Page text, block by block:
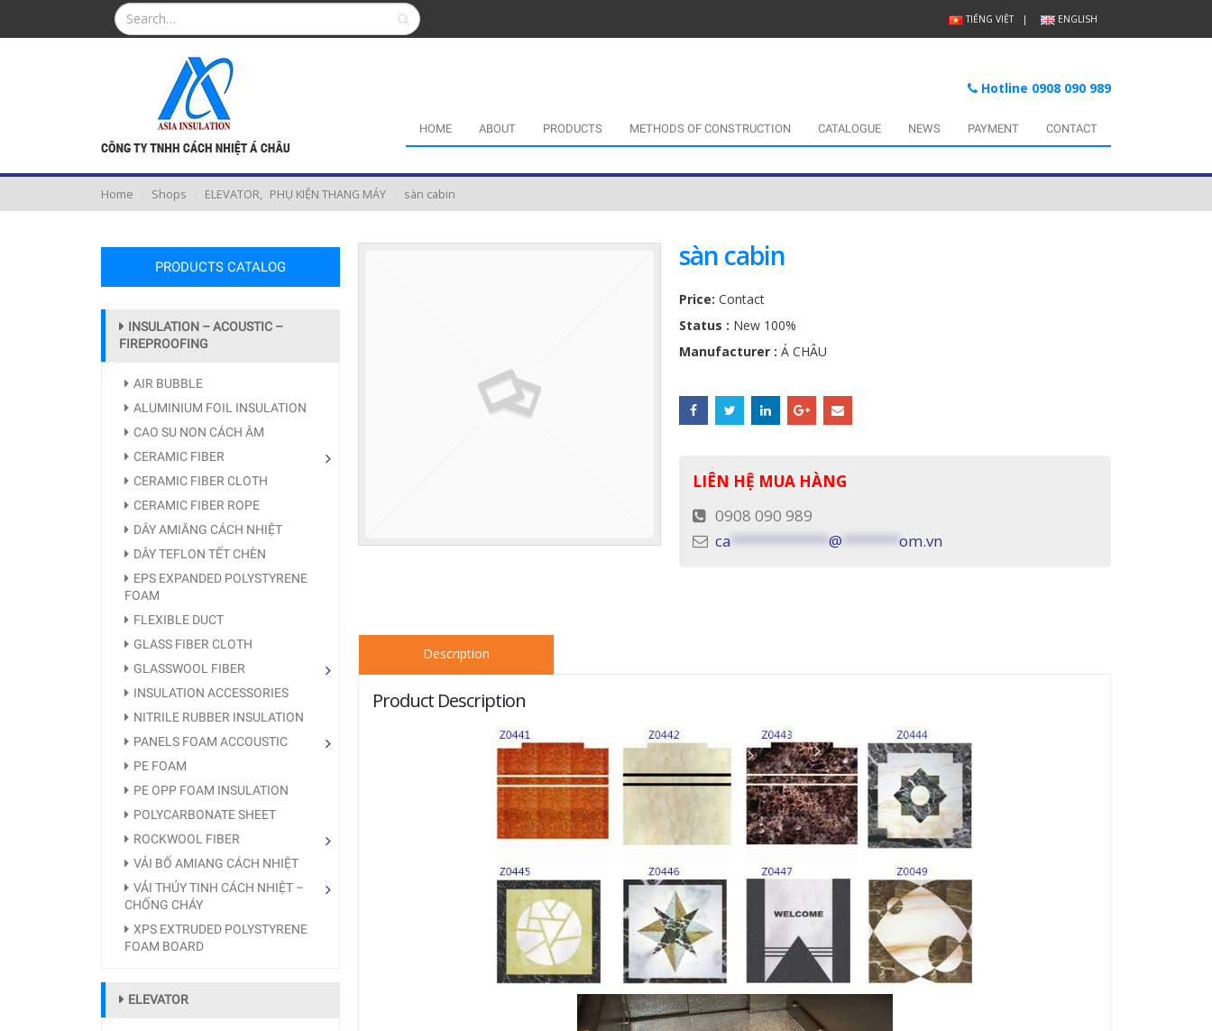
TIẾNG VIỆT ENGLISH
Hotline 0908 090 989
HOME ABOUT PRODUCTS METHODS OF CONSTRUCTION CATALOGUE NEWS PAYMENT CONTACT
Home Shops ELEVATOR, PHỤ KIỆN THANG MÁY sàn cabin
sàn cabin
Price: Contact
Status : New 100%
Manufacturer : Á CHÂU
LIÊN HỆ MUA HÀNG
0908 090 989
ca ************@ *******om.vn
Description
Product Description
PRODUCTS CATALOG
INSULATION – ACOUSTIC –
FIREPROOFING
AIR BUBBLE
ALUMINIUM FOIL INSULATION
CAO SU NON CÁCH ÂM
CERAMIC FIBER
CERAMIC FIBER CLOTH
CERAMIC FIBER ROPE
DÂY AMIĂNG CÁCH NHIỆT
DÂY TEFLON TẾT CHÈN
EPS EXPANDED POLYSTYRENE
FOAM
FLEXIBLE DUCT
GLASS FIBER CLOTH
GLASSWOOL FIBER
INSULATION ACCESSORIES
NITRILE RUBBER INSULATION
PANELS FOAM ACCOUSTIC
PE FOAM
PE OPP FOAM INSULATION
POLYCARBONATE SHEET
ROCKWOOL FIBER
VẢI BỐ AMIANG CÁCH NHIỆT
VẢI THỦY TINH CÁCH NHIỆT –
CHỐNG CHÁY
XPS EXTRUDED POLYSTYRENE
FOAM BOARD
ELEVATOR